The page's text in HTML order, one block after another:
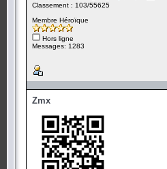
Classement : 103/55625
Membre Héroïque
Hors ligne
Messages: 1283
Zmx